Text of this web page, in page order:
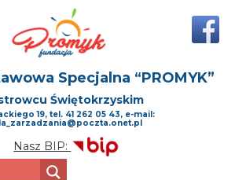
Specjalna “PROMYK”
Świętokrzyskim
19, tel. 41 262 05 43, e-mail:
Nasz BIP: